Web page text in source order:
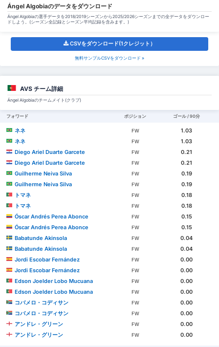
Ángel Algobiaのデータをダウンロード
Ángel Algobiaの選手データを2018/2019シーズンから2025/2026シーズンまでの全データをダウンロー
ドしよう。(シーズン全記録とシーズン平均記録を含みます。)
CSVをダウンロード(1クレジット）
無料サンプルCSVをダウンロード »
AVS チーム詳細
Ángel Algobiaのチームメイト(クラブ)
フォワード ポジション ゴール / 90分
ネネ FW
1.03
ネネ
FW
1.03
Diego Ariel Duarte Garcete
FW
0.21
Diego Ariel Duarte Garcete
FW
0.21
Guilherme Neiva Silva
FW
0.19
Guilherme Neiva Silva
FW
0.19
トマネ
FW
0.18
トマネ
FW
0.18
Óscar Andrés Perea Abonce
FW
0.15
Óscar Andrés Perea Abonce
FW
0.15
Babatunde Akinsola
FW
0.04
Babatunde Akinsola
FW
0.04
Jordi Escobar Fernández
FW
0.00
Jordi Escobar Fernández
FW
0.00
Edson Joelder Lobo Mucuana
FW
0.00
Edson Joelder Lobo Mucuana
FW
0.00
コバメロ・コディサン
FW
0.00
コバメロ・コディサン
FW
0.00
アンドレ・グリーン
FW
0.00
アンドレ・グリーン
FW 0.00